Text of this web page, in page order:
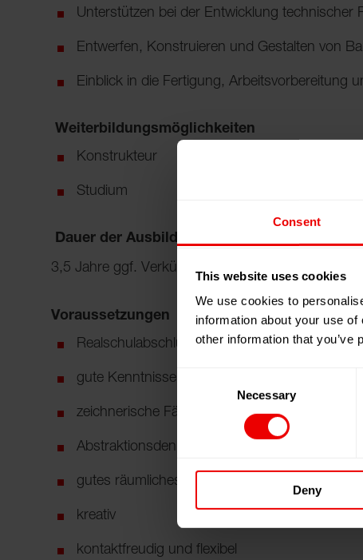
Consent
This website uses cookies
We use cookies to
information about your use
other information that you’ve
Necessary
Deny
Unterstützen bei der Entwicklung technischer
Entwerfen, Konstruieren und Gestalten von
Einblick in die Fertigung, Arbeitsvorbereitung
Weiterbildungsmöglichkeiten
Konstrukteur
Studium
Dauer der Ausbildung
3,5 Jahre ggf. Verkürzung
Voraussetzungen
Realschulabschluss oder Fachabitur/Abitur
gute Kenntnisse in Deutsch, Mathematik und
zeichnerische Fähigkeiten
Abstraktionsdenken
gutes räumliches Vorstellungsvermögen
kreativ
kontaktfreudig und flexibel